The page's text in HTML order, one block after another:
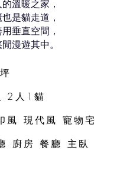
溫暖之家，
是貓走道，
垂直空間，
漫遊其中。
2人1貓
風 現代風 寵物宅
廚房 餐廳 主臥